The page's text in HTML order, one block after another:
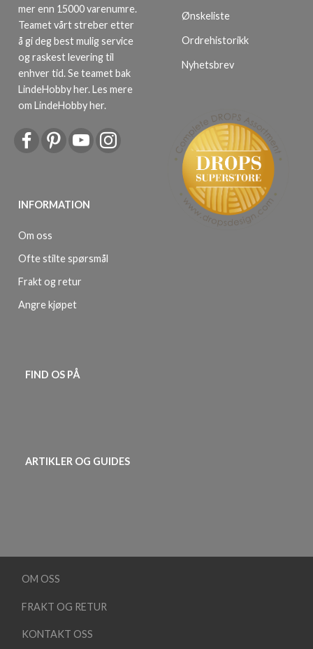
mer enn 15000 varenumre.
Teamet vårt streber etter
å gi deg best mulig service
og raskest levering til
enhver tid. Se teamet bak
LindeHobby her. Les mere
om LindeHobby her.
INFORMATION
Om oss
Ofte stilte spørsmål
Frakt og retur
Angre kjøpet
Ønskeliste
Ordrehistorikk
Nyhetsbrev
FIND OS PÅ
ARTIKLER OG GUIDES
OM OSS
FRAKT OG RETUR
KONTAKT OSS